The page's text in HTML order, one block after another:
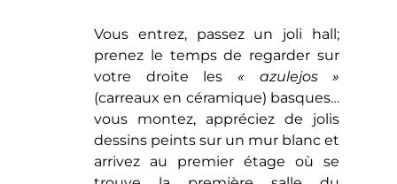
Vous entrez, passez un joli hall;
prenez le temps de regarder sur
votre droite les « azulejos »
(carreaux en céramique) basques…
vous montez, appréciez de jolis
dessins peints sur un mur blanc et
arrivez au premier étage où se